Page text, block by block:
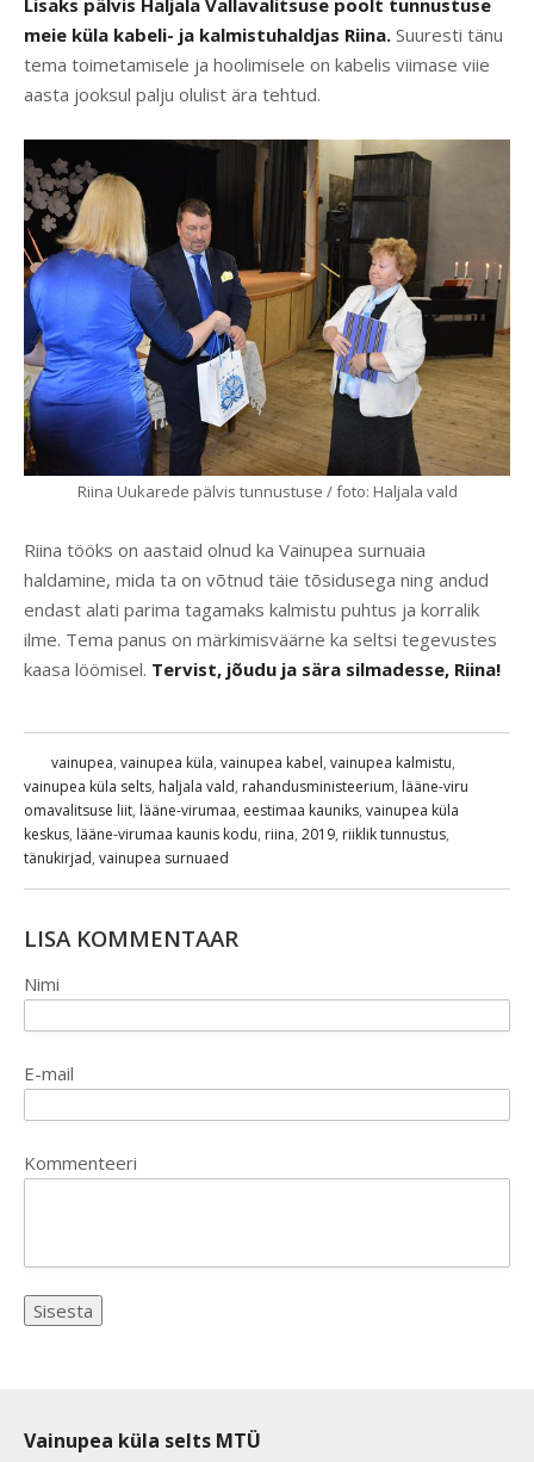
Lisaks pälvis Haljala Vallavalitsuse poolt tunnustuse
meie küla kabeli- ja kalmistuhaldjas Riina. Suuresti tänu
tema toimetamisele ja hoolimisele on kabelis viimase viie
aasta jooksul palju olulist ära tehtud.
Riina Uukarede pälvis tunnustuse / foto: Haljala vald
Riina tööks on aastaid olnud ka Vainupea surnuaia
haldamine, mida ta on võtnud täie tõsidusega ning andud
endast alati parima tagamaks kalmistu puhtus ja korralik
ilme. Tema panus on märkimisväärne ka seltsi tegevustes
kaasa löömisel. Tervist, jõudu ja sära silmadesse, Riina!
vainupea, vainupea küla, vainupea kabel, vainupea kalmistu,
vainupea küla selts, haljala vald, rahandusministeerium, lääne-viru
omavalitsuse liit, lääne-virumaa, eestimaa kauniks, vainupea küla
keskus, lääne-virumaa kaunis kodu, riina, 2019, riiklik tunnustus,
tänukirjad, vainupea surnuaed
LISA KOMMENTAAR
Nimi
E-mail
Kommenteeri
Vainupea küla selts MTÜ